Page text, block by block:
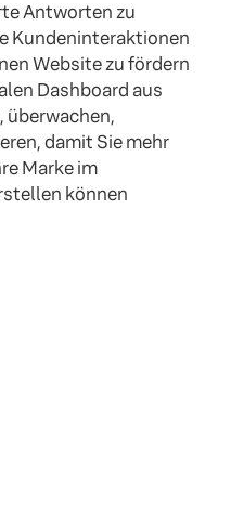
Antworten zu
Kundeninteraktionen
Website zu fördern
Dashboard aus
überwachen,
damit Sie mehr
Marke im
können